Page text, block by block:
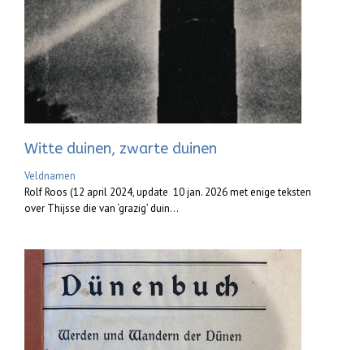
Witte duinen, zwarte duinen
Veldnamen
Rolf Roos (12 april 2024, update 10 jan. 2026 met enige teksten
over Thijsse die van ‘grazig’ duin...